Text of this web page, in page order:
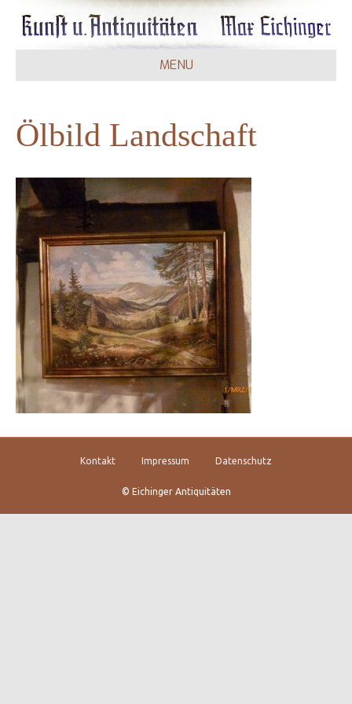
MENU
Ölbild Landschaft
Kontakt Impressum Datenschutz
© Eichinger Antiquitäten